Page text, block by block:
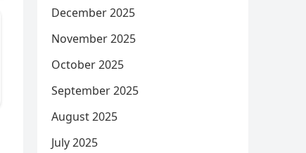
December 2025
November 2025
October 2025
September 2025
August 2025
July 2025